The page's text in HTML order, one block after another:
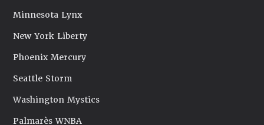
Minnesota Lynx
New York Liberty
Phoenix Mercury
Seattle Storm
Washington Mystics
Palmarès WNBA